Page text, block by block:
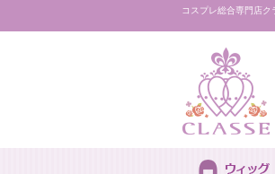
コスプレ総合専門店